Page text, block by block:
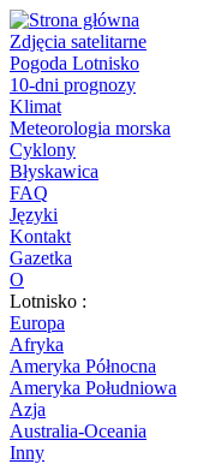
Zdjęcia satelitarne
Pogoda Lotnisko
10-dni prognozy
Klimat
Meteorologia morska
Cyklony
Błyskawica
FAQ
Języki
Kontakt
Gazetka
O
Lotnisko :
Europa
Afryka
Ameryka Północna
Ameryka Południowa
Azja
Australia-Oceania
Inny